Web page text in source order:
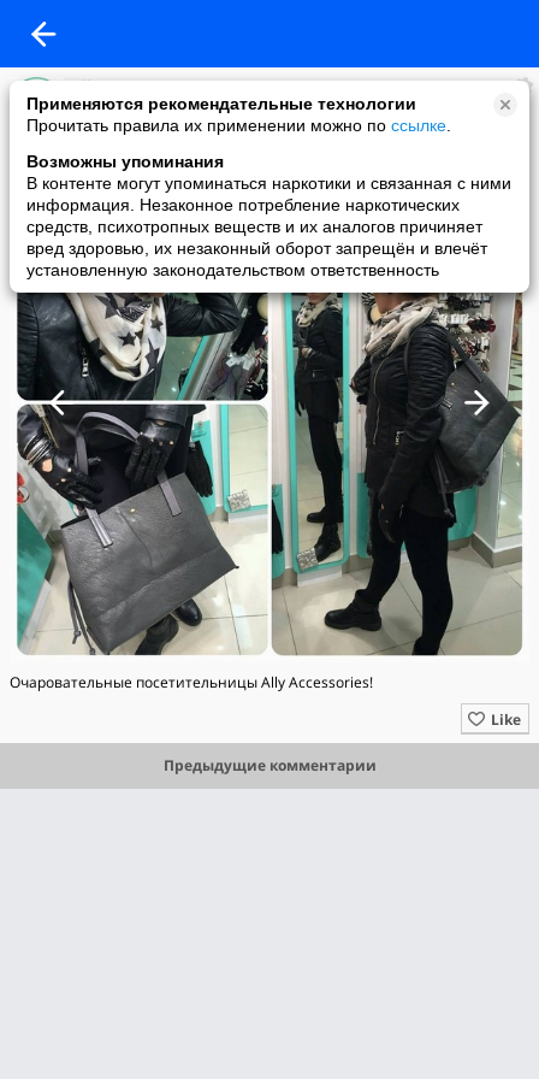
Применяются рекомендательные технологии
Прочитать правила их применении можно по ссылке
Возможны упоминания
В контенте могут упоминаться наркотики и связанная с ними
информация. Незаконное потребление наркотических
средств, психотропных веществ и их аналогов причиняет
вред здоровью, их незаконный оборот запрещён и влечёт
установленную законодательством ответственность
Ally - Украшения и Аксессуары!
added a photo
19 Apr в 15:39
Очаровательные посетительницы Ally Accessories!
Like
Предыдущие комментарии